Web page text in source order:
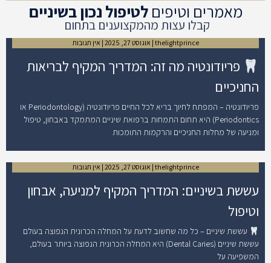
מאמרים וטיפים לטיפול נכון בשיניים
קבלו עצות מהמקצוענים בתחום
פריודונטיה מה זה: המדריך המקיף לבריאות
החניכיים
thelightprince אוגוסט 27, 2025 אין תגובות
פריודונטיה – המפתח לחיוך בריא לכל החיים פריודונטיה (Periodontology או
Periodontics) היא תחום התמחות ברפואת שיניים המתמקד באבחון, טיפול
ומניעה של מחלות החניכיים והרקמות התומכות
עששת בשיניים: המדריך המקיף למניעה, אבחון
וטיפול
thelightprince אוגוסט 27, 2025 אין תגובות
עששת שיניים – כל מה שחשוב לדעת על המחלה הכרונית הנפוצה בעולם
עששת שיניים (Dental Caries) היא המחלה הכרונית הנפוצה ביותר בעולם,
המשפיעה על